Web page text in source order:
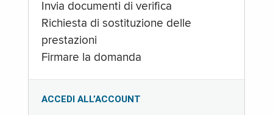
Invia documenti di verifica
Richiesta di sostituzione delle
prestazioni
Firmare la domanda
ACCEDI ALL’ACCOUNT